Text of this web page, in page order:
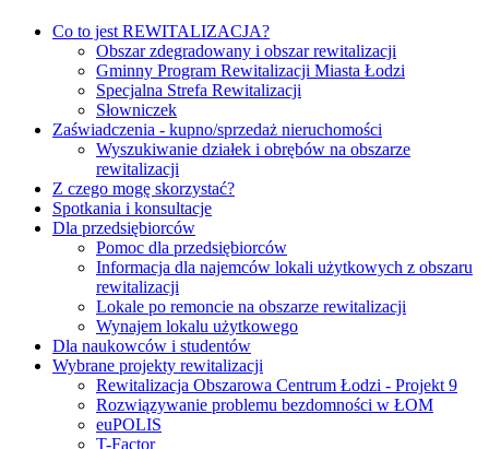
Co to jest REWITALIZACJA?
Obszar zdegradowany i obszar rewitalizacji
Gminny Program Rewitalizacji Miasta Łodzi
Specjalna Strefa Rewitalizacji
Słowniczek
Zaświadczenia - kupno/sprzedaż nieruchomości
Wyszukiwanie działek i obrębów na obszarze
rewitalizacji
Z czego mogę skorzystać?
Spotkania i konsultacje
Dla przedsiębiorców
Pomoc dla przedsiębiorców
Informacja dla najemców lokali użytkowych z obszaru
rewitalizacji
Lokale po remoncie na obszarze rewitalizacji
Wynajem lokalu użytkowego
Dla naukowców i studentów
Wybrane projekty rewitalizacji
Rewitalizacja Obszarowa Centrum Łodzi - Projekt 9
Rozwiązywanie problemu bezdomności w ŁOM
euPOLIS
T-Factor